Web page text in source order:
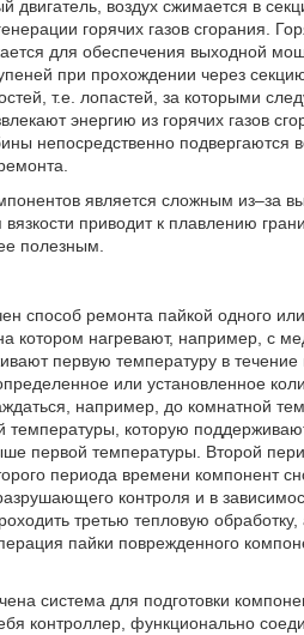
двигатель, воздух сжимается в
горячих газов сгорания.
для обеспечения выходной
при прохождении через
т.е. лопастей, за которыми
энергию из горячих газов
непосредственно подвергаются
является сложным из–за
приводит к плавлению
полезным.
способ ремонта пайкой одного
котором нагревают, например, с
первую температуру в
или установленное
например, до комнатной
температуры, которую
первой температуры. Второй
периода времени компонент
контроля и в
третью тепловую
пайки поврежденного
система для подготовки
контроллер, функционально